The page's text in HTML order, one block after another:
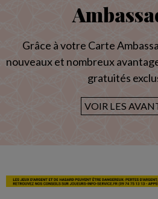
Grâce à votre Carte
nouveaux et nombreux
gratuités
VOIR LES